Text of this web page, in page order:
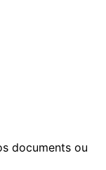
s documentsou